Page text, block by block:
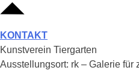
KONTAKT
Kunstverein Tiergarten
Ausstellungsort: rk – Galerie für